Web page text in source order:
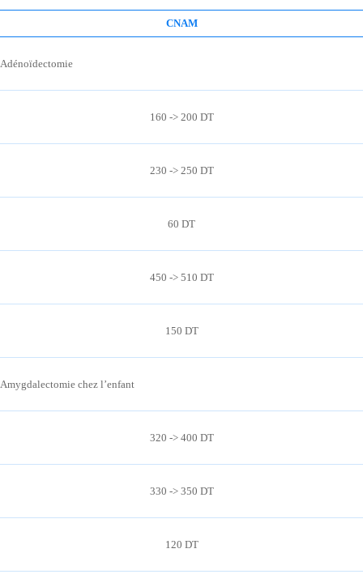
CNAM
Adénoïdectomie
160 -> 200 DT
230 -> 250 DT
60 DT
450 -> 510 DT
150 DT
Amygdalectomie chez l’enfant
320 -> 400 DT
330 -> 350 DT
120 DT